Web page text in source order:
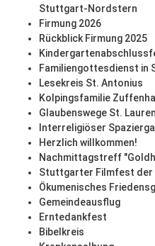
Stuttgart-Nordstern
Firmung 2026
Rückblick Firmung 2025
Familiengottesdienst in
Lesekreis St. Antonius
Kolpingsfamilie
Glaubenswege St.
Interreligiöser
Herzlich willkommen!
Nachmittagstreff
Stuttgarter Filmfest der
Ökumenisches
Gemeindeausflug
Erntedankfest
Bibelkreis